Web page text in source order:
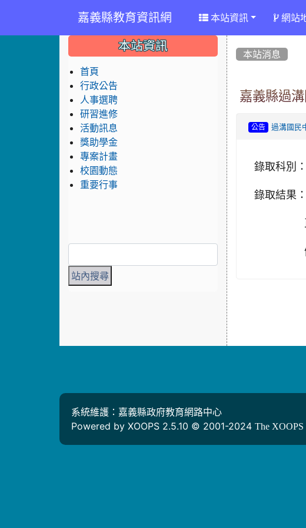
嘉義縣教育資訊網 本站資訊 網站
本站消息
嘉義縣過
公告 過溝國民
錄取科別
錄取結果：
正取
備取
::: 本站資訊
首頁
行政公告
人事選聘
研習進修
活動訊息
獎助學金
專案計畫
校園動態
重要行事
系統維護：嘉義縣政府教育網路中心
Powered by XOOPS 2.5.10 © 2001-2024 The XOOPS